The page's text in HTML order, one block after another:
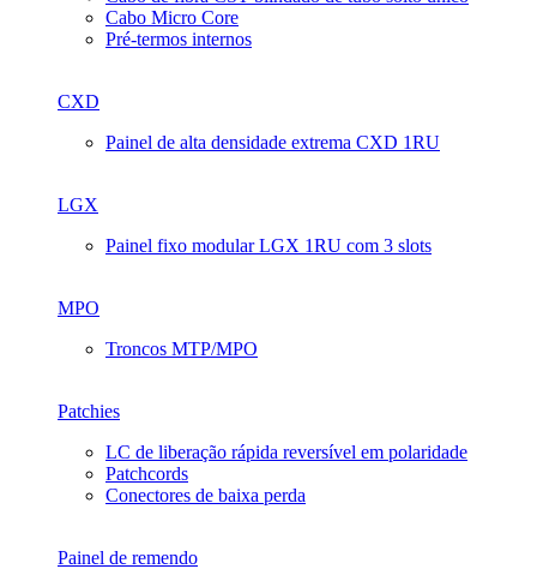
Cabo Micro Core
Pré-termos internos
CXD
Painel de alta densidade extrema CXD 1RU
LGX
Painel fixo modular LGX 1RU com 3 slots
MPO
Troncos MTP/MPO
Patchies
LC de liberação rápida reversível em polaridade
Patchcords
Conectores de baixa perda
Painel de remendo